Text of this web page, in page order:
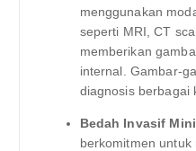
menggunakan
seperti MRI, CT
memberikan
internal. Gambar-
diagnosis berbagai
Bedah Invasif
berkomitmen